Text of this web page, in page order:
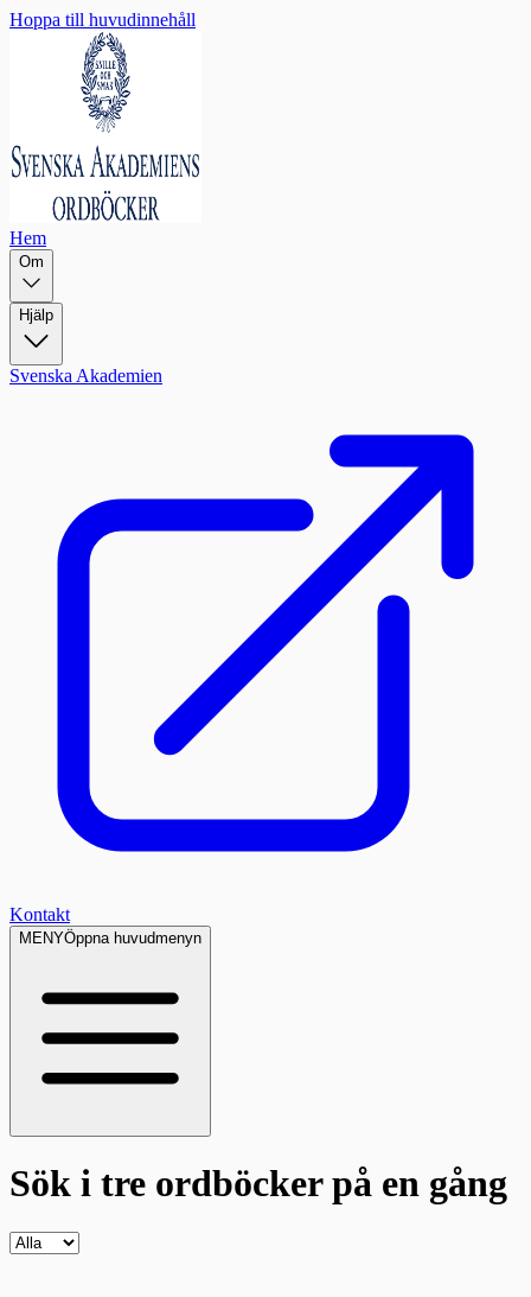
Hoppa till huvudinnehåll
Hem
Om
Hjälp
Svenska Akademien
Kontakt
MENYÖppna huvudmenyn
Sök i tre ordböckerpå en gång